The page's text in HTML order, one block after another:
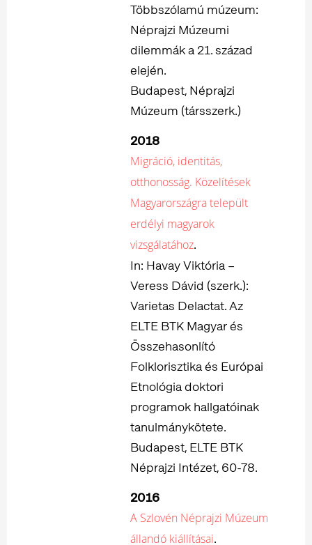
Többszólamú múzeum:
Néprajzi Múzeumi
dilemmák a 21. század
elején.
Budapest, Néprajzi
Múzeum (társszerk.)
2018
Migráció, identitás,
otthonosság. Közelítések
Magyarországra települt
erdélyi magyarok
vizsgálatához.
In: Havay Viktória –
Veress Dávid (szerk.):
Varietas Delactat. Az
ELTE BTK Magyar és
Összehasonlító
Folklorisztika és Európai
Etnológia doktori
programok hallgatóinak
tanulmánykötete.
Budapest, ELTE BTK
Néprajzi Intézet, 60-78.
2016
A Szlovén Néprajzi Múzeum
állandó kiállításai.